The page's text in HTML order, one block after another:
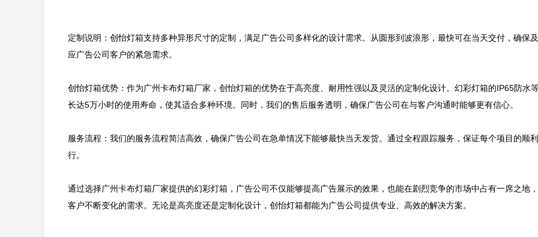
定制说明：创怡灯箱支持多种异形尺寸的定制，满足广告公司多样化的设计需求。从圆形到波浪形，最快可在当天交付，确保
应广告公司客户的紧急需求。
创怡灯箱优势：作为广州卡布灯箱厂家，创怡灯箱的优势在于高亮度、耐用性强以及灵活的定制化设计。幻彩灯箱的IP65防水
长达5万小时的使用寿命，使其适合多种环境。同时，我们的售后服务透明，确保广告公司在与客户沟通时能够更有信心。
服务流程：我们的服务流程简洁高效，确保广告公司在急单情况下能够最快当天发货。通过全程跟踪服务，保证每个项目的顺
行。
通过选择广州卡布灯箱厂家提供的幻彩灯箱，广告公司不仅能够提高广告展示的效果，也能在剧烈竞争的市场中占有一席之地
客户不断变化的需求。无论是高亮度还是定制化设计，创怡灯箱都能为广告公司提供专业、高效的解决方案。